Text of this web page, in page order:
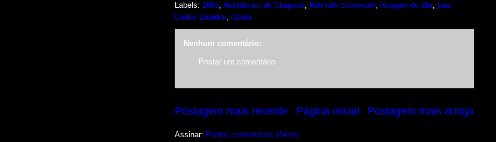
Labels: 1993, Autódromo de Chapecó, Helmuth Schroeder, Imagem do Dia, Luiz
Carlos Zapelini, Opala
Nenhum comentário:
Postar um comentário
Postagem mais recente Postagem mais antiga
Página inicial
Assinar: Postar comentários (Atom)